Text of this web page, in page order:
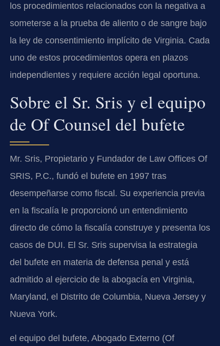
los procedimientos relacionados con la negativa a
someterse a la prueba de aliento o de sangre bajo
la ley de consentimiento implícito de Virginia. Cada
uno de estos procedimientos opera en plazos
independientes y requiere acción legal oportuna.
Sobre el Sr. Sris y el equipo
de Of Counsel del bufete
Mr. Sris, Propietario y Fundador de Law Offices Of
SRIS, P.C., fundó el bufete en 1997 tras
desempeñarse como fiscal. Su experiencia previa
en la fiscalía le proporcionó un entendimiento
directo de cómo la fiscalía construye y presenta los
casos de DUI. El Sr. Sris supervisa la estrategia
del bufete en materia de defensa penal y está
admitido al ejercicio de la abogacía en Virginia,
Maryland, el Distrito de Columbia, Nueva Jersey y
Nueva York.
el equipo del bufete, Abogado Externo (Of